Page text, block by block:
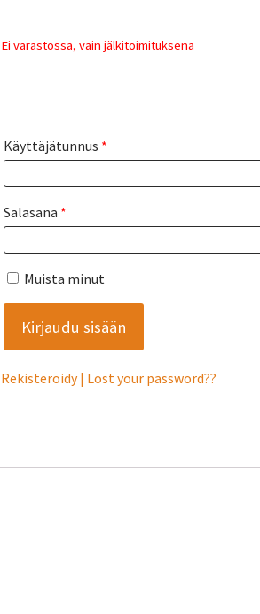
Ei varastossa, vain jälkitoimituksena
Käyttäjätunnus *
Salasana *
Muista minut
Rekisteröidy Lost your password?